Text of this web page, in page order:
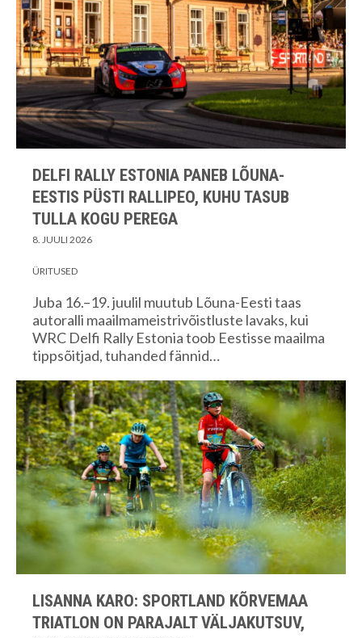
DELFI RALLY ESTONIA PANEB LÕUNA-
EESTIS PÜSTI RALLIPEO, KUHU TASUB
TULLA KOGU PEREGA
8. JUULI 2026
ÜRITUSED
Juba 16.–19. juulil muutub Lõuna-Eesti taas
autoralli maailmameistrivõistluste lavaks, kui
WRC Delfi Rally Estonia toob Eestisse maailma
tippsõitjad, tuhanded fännid…
LISANNA KARO: SPORTLAND KÕRVEMAA
TRIATLON ON PARAJALT VÄLJAKUTSUV,